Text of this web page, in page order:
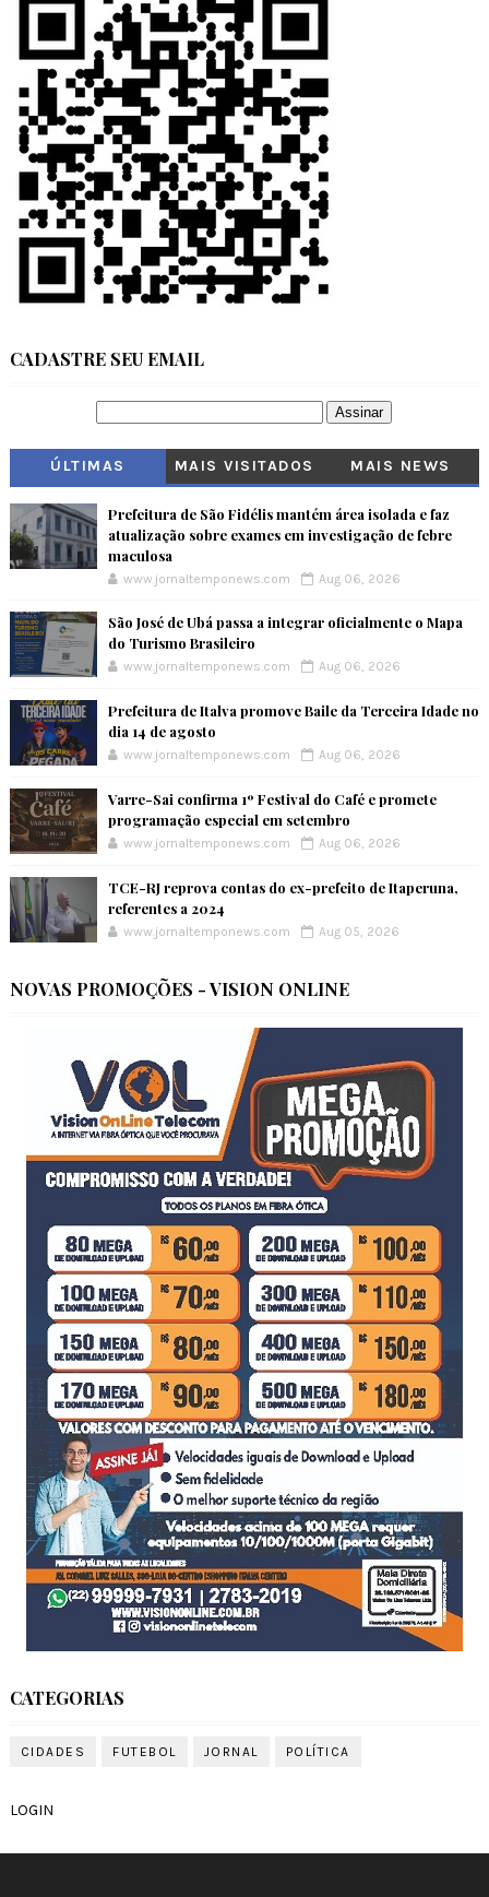
CADASTRE SEU EMAIL
ÚLTIMAS MAIS VISITADOS MAIS NEWS
Prefeitura de São Fidélis mantém área isolada e faz
atualização sobre exames em investigação de febre
maculosa
www.jornaltemponews.com Aug 06, 2026
São José de Ubá passa a integrar oficialmente o Mapa
do Turismo Brasileiro
www.jornaltemponews.com Aug 06, 2026
Prefeitura de Italva promove Baile da Terceira Idade no
dia 14 de agosto
www.jornaltemponews.com Aug 06, 2026
Varre-Sai confirma 1º Festival do Café e promete
programação especial em setembro
www.jornaltemponews.com Aug 06, 2026
TCE-RJ reprova contas do ex-prefeito de Itaperuna,
referentes a 2024
www.jornaltemponews.com Aug 05, 2026
NOVAS PROMOÇÕES - VISION ONLINE
CATEGORIAS
CIDADES FUTEBOL JORNAL POLÍTICA
LOGIN